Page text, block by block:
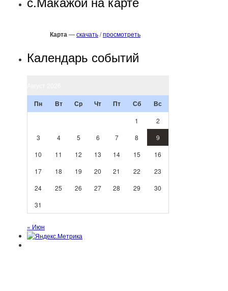
Карта—скачать/просмотреть
Календарь событий
Пн Вт Ср Чт Пт Сб Вс
1
2
3
4 5 6 7 8
9
10
11 12 13 14 15
16
17
18 19 20 21 22
23
24
25 26 27 28 29
30
31
« Июн